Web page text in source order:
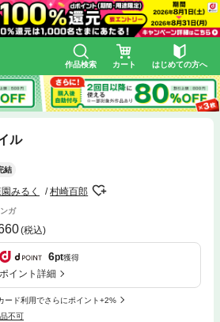
作品検索 カート はじめての方へ
ル
結
みるく 村崎百郎
ガ
(税込)
6pt獲得
ポイント詳細
ード利用でさらにポイント+2%
不可